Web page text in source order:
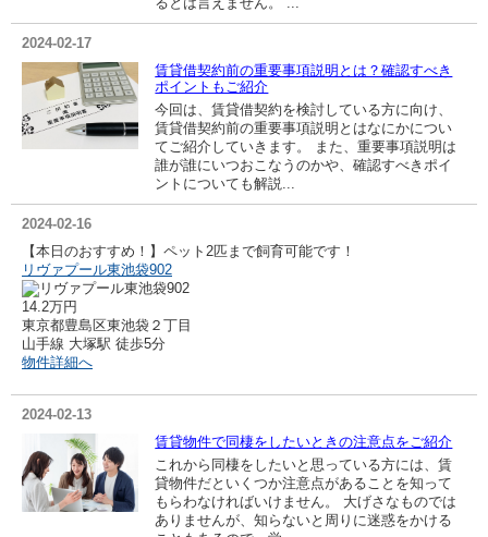
2024-02-17
賃貸借契約前の重要事項説明とは？確認すべき
ポイントもご紹介
今回は、賃貸借契約を検討している方に向け、
賃貸借契約前の重要事項説明とはなにかについ
てご紹介していきます。 また、重要事項説明は
誰が誰にいつおこなうのかや、確認すべきポイ
ントについても解説...
2024-02-16
【本日のおすすめ！】ペット2匹まで飼育可能です！
リヴァプール東池袋902
14.2万円
東京都豊島区東池袋２丁目
山手線 大塚駅 徒歩5分
物件詳細へ
2024-02-13
賃貸物件で同棲をしたいときの注意点をご紹介
これから同棲をしたいと思っている方には、賃
貸物件だといくつか注意点があることを知って
もらわなければいけません。 大げさなものでは
ありませんが、知らないと周りに迷惑をかける